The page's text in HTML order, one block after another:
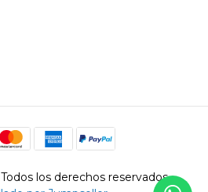
los derechos reservados.